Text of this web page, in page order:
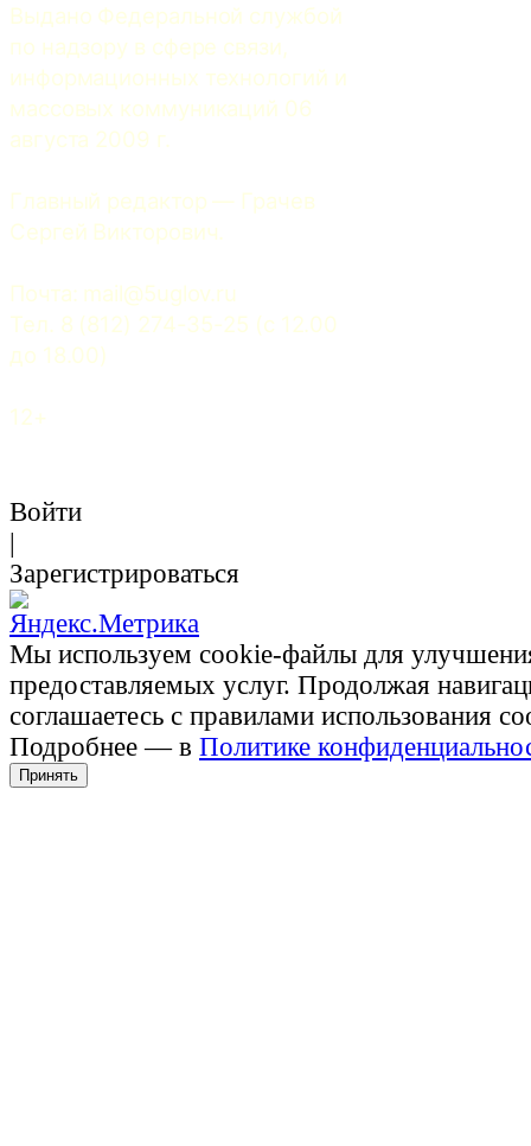
Выдано Федеральной службой
по надзору в сфере связи,
информационных технологий и
массовых коммуникаций 06
августа 2009 г.
Главный редактор — Грачев
Сергей Викторович.
Почта: mail@5uglov.ru
Тел. 8 (812) 274-35-25 (c 12.00
до 18.00)
12+
Войти
|
Зарегистрироваться
Мы используем cookie-файлы для
предоставляемых услуг. Продолжая
соглашаетесь с правилами использования
Подробнее — в Политике
Принять